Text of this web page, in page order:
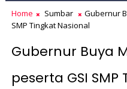
Home Sumbar
Gubernur
SMP Tingkat Nasional
Gubernur Buya
peserta GSI